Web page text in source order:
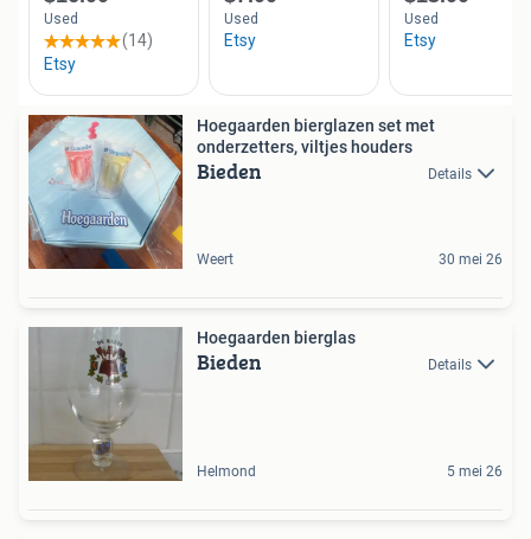
Hoegaarden bierglazen set met
onderzetters, viltjes houders
Bieden Details
Weert 30 mei 26
Hoegaarden bierglas
Bieden Details
Helmond 5 mei 26